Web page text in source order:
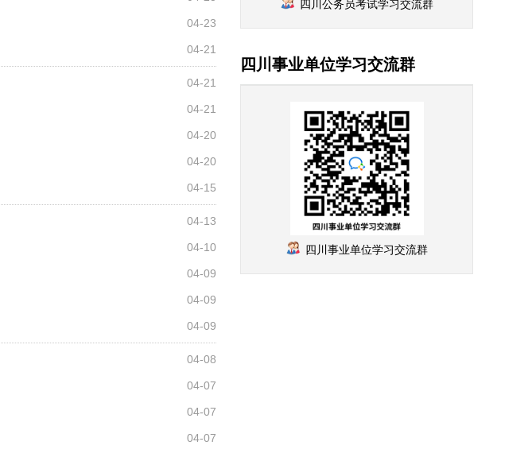
04-23
04-21
04-21
04-21
04-20
04-20
04-15
04-13
04-10
04-09
04-09
04-09
04-08
04-07
04-07
04-07
四川公务员考试学习交流群
四川事业单位学习交流群
四川事业单位学习交流群